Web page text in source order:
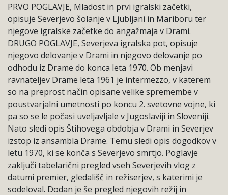
PRVO POGLAVJE, Mladost in prvi igralski začetki,
opisuje Severjevo šolanje v Ljubljani in Mariboru ter
njegove igralske začetke do angažmaja v Drami.
DRUGO POGLAVJE, Severjeva igralska pot, opisuje
njegovo delovanje v Drami in njegovo delovanje po
odhodu iz Drame do konca leta 1970. Ob menjavi
ravnateljev Drame leta 1961 je intermezzo, v katerem
so na preprost način opisane velike spremembe v
poustvarjalni umetnosti po koncu 2. svetovne vojne, ki
pa so se le počasi uveljavljale v Jugoslaviji in Sloveniji.
Nato sledi opis Štihovega obdobja v Drami in Severjev
izstop iz ansambla Drame. Temu sledi opis dogodkov v
letu 1970, ki se konča s Severjevo smrtjo. Poglavje
zaključi tabelarični pregled vseh Severjevih vlog z
datumi premier, gledališč in režiserjev, s katerimi je
sodeloval. Dodan je še pregled njegovih režij in